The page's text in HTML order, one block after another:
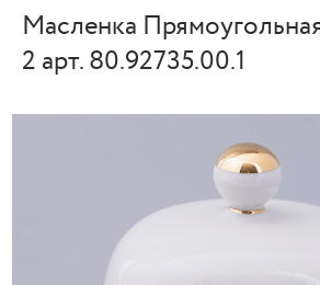
Масленка
2 арт. 80.92735.00.1